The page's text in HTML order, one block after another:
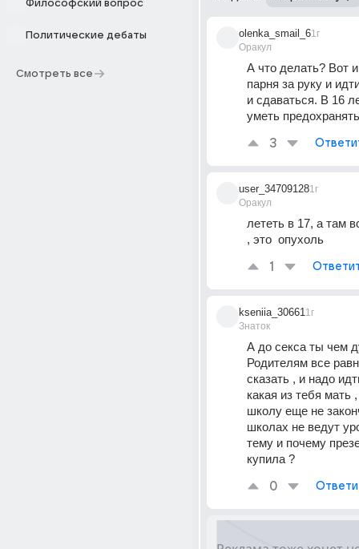
Философский вопрос
Политические дебаты
Смотреть все
olenka_smail_6
Оракул
1г
А что делать? Вот и
парня за руку и
и сдаваться. В 16
уметь
3
user_34709128
Оракул
1г
лететь в 17, а там
, это  опухоль
1
kseniia_30661
Знаток
1г
А до секса ты чем
Родителям все
сказать , и надо
какая из тебя мать
школу еще не
школах не ведут
тему и почему
купила ?
0